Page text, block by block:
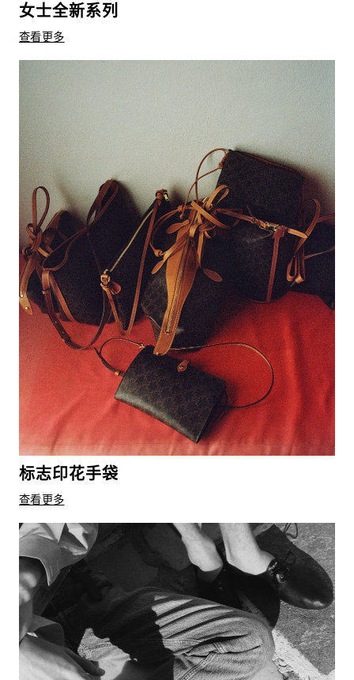
女士全新系列
查看更多
标志印花手袋
查看更多